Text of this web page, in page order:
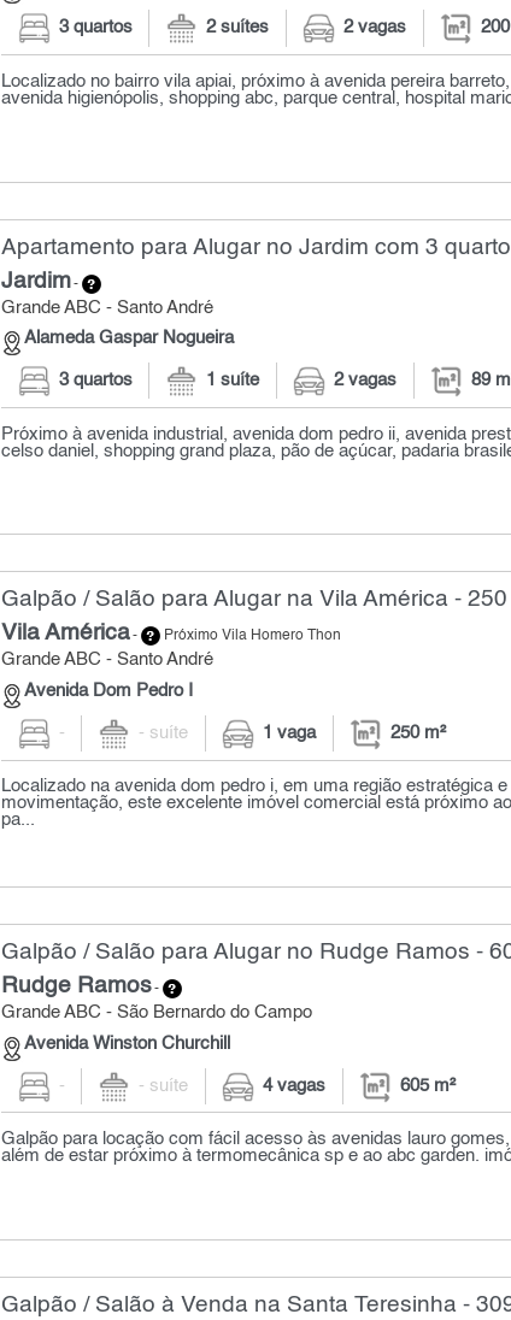
3 quartos 2 suítes 2 vagas
Localizado no bairro vila apiai, próximo à avenida pereira
avenida higienópolis, shopping abc, parque central, hospital
Apartamento para Alugar no Jardim com 3
Jardim-
Grande ABC - Santo André
Alameda Gaspar Nogueira
3 quartos 1 suíte 2 vagas 89
Próximo à avenida industrial, avenida dom pedro ii, avenida
celso daniel, shopping grand plaza, pão de açúcar, padaria
Galpão / Salão para Alugar na Vila América - 250
Vila América- Próximo Vila Homero Thon
Grande ABC - Santo André
Avenida Dom Pedro I
- - suíte 1 vaga 250 m²
Localizado na avenida dom pedro i, em uma região estratégica
movimentação, este excelente imóvel comercial está próximo
pa...
Galpão / Salão para Alugar no Rudge Ramos -
Rudge Ramos-
Grande ABC - São Bernardo do Campo
Avenida Winston Churchill
- - suíte 4 vagas 605 m²
Galpão para locação com fácil acesso às avenidas lauro
além de estar próximo à termomecânica sp e ao abc garden.
Galpão / Salão à Venda na Santa Teresinha -